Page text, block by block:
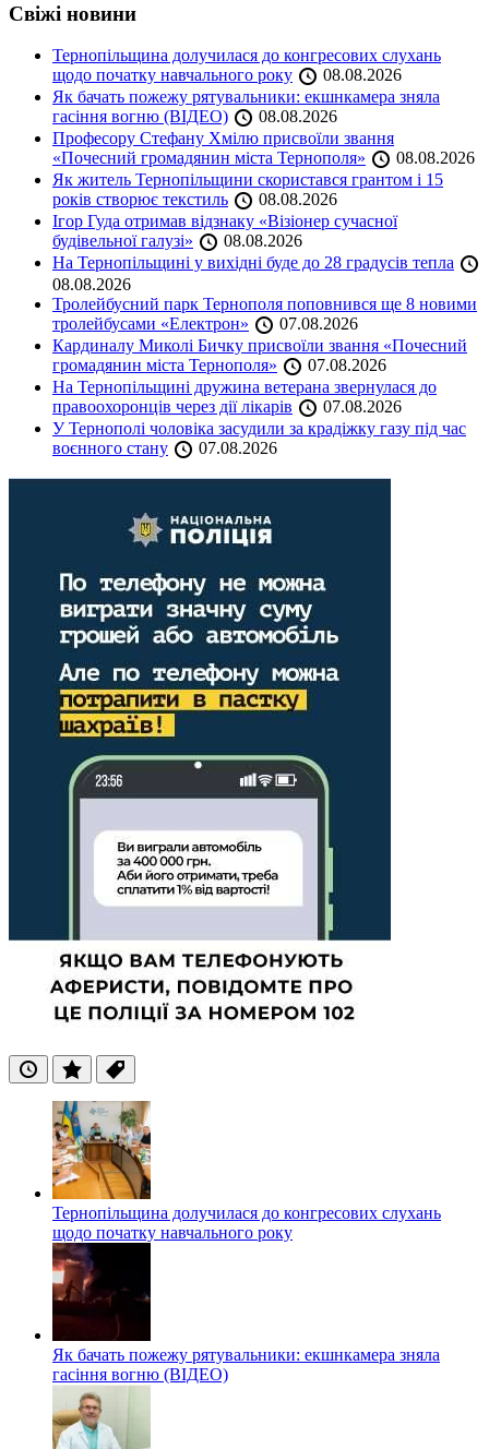
Свіжі новини
Тернопільщина долучилася до конгресових слухань
щодо початку навчального року
08.08.2026
Як бачать пожежу рятувальники: екшнкамера зняла
гасіння вогню (ВІДЕО)
08.08.2026
Професору Стефану Хмілю присвоїли звання
«Почесний громадянин міста Тернополя»
08.08.2026
Як житель Тернопільщини скористався грантом і 15
років створює текстиль
08.08.2026
Ігор Гуда отримав відзнаку «Візіонер сучасної
будівельної галузі»
08.08.2026
На Тернопільщині у вихідні буде до 28 градусів тепла
08.08.2026
Тролейбусний парк Тернополя поповнився ще 8 новими
тролейбусами «Електрон»
07.08.2026
Кардиналу Миколі Бичку присвоїли звання «Почесний
громадянин міста Тернополя»
07.08.2026
На Тернопільщині дружина ветерана звернулася до
правоохоронців через дії лікарів
07.08.2026
У Тернополі чоловіка засудили за крадіжку газу під час
воєнного стану
07.08.2026
ОстанніПопулярні
Теги
Тернопільщина долучилася до конгресових слухань
щодо початку навчального року
Як бачать пожежу рятувальники: екшнкамера зняла
гасіння вогню (ВІДЕО)